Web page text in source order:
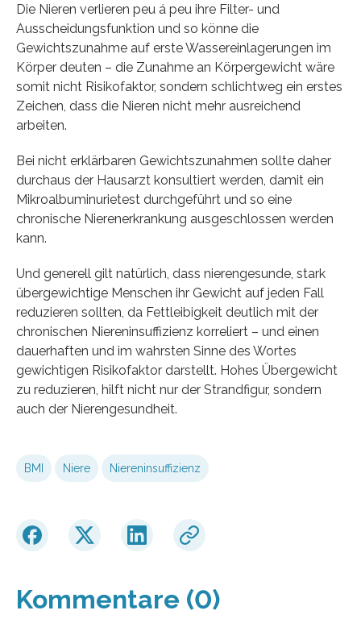
Die Nieren verlieren peu á peu ihre Filter- und
Ausscheidungsfunktion und so könne die
Gewichtszunahme auf erste Wassereinlagerungen im
Körper deuten – die Zunahme an Körpergewicht wäre
somit nicht Risikofaktor, sondern schlichtweg ein erstes
Zeichen, dass die Nieren nicht mehr ausreichend
arbeiten.
Bei nicht erklärbaren Gewichtszunahmen sollte daher
durchaus der Hausarzt konsultiert werden, damit ein
Mikroalbuminurietest durchgeführt und so eine
chronische Nierenerkrankung ausgeschlossen werden
kann.
Und generell gilt natürlich, dass nierengesunde, stark
übergewichtige Menschen ihr Gewicht auf jeden Fall
reduzieren sollten, da Fettleibigkeit deutlich mit der
chronischen Niereninsuffizienz korreliert – und einen
dauerhaften und im wahrsten Sinne des Wortes
gewichtigen Risikofaktor darstellt. Hohes Übergewicht
zu reduzieren, hilft nicht nur der Strandfigur, sondern
auch der Nierengesundheit.
BMI Niere Niereninsuffizienz
Kommentare (0)